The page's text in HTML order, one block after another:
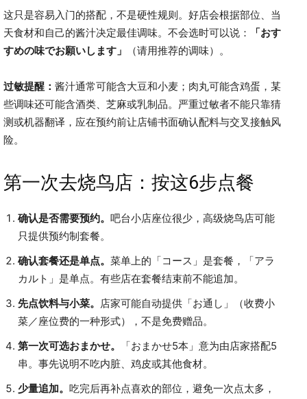
这只是容易入门的搭配，不是硬性规则。好店会根据部位、当
天食材和自己的酱汁决定最佳调味。不会选时可以说：
「おす
すめの味でお願いします」
（请用推荐的调味）。
过敏提醒： 酱汁通常可能含大豆和小麦；肉丸可能含鸡蛋，某
些调味还可能含酒类、芝麻或乳制品。严重过敏者不能只靠猜
测或机器翻译，应在预约前让店铺书面确认配料与交叉接触风
险。
第一次去烧鸟店：按这6步点餐
确认是否需要预约。 吧台小店座位很少，高级烧鸟店可能
只提供预约制套餐。
确认套餐还是单点。 菜单上的「コース」是套餐，「アラ
カルト」是单点。有些店在套餐结束前不能追加。
先点饮料与小菜。 店家可能自动提供「お通し」（收费小
菜／座位费的一种形式），不是免费赠品。
第一次可选おまかせ。
「おまかせ5本」意为由店家搭配5
串。事先说明不吃内脏、鸡皮或其他食材。
少量追加。 吃完后再补点喜欢的部位，避免一次点太多，